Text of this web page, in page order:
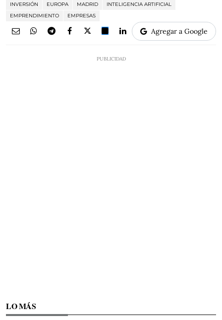
INVERSIÓN EUROPA MADRID
INTELIGENCIA ARTIFICIAL
EMPRENDIMIENTO
EMPRESAS
Agregar a Google
LO MÁS